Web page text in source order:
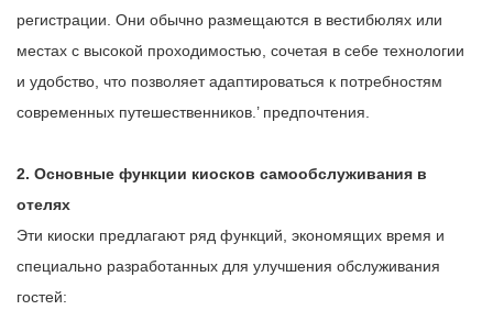
регистрации. Они обычно размещаются в вестибюлях или
местах с высокой проходимостью, сочетая в себе технологии
и удобство, что позволяет адаптироваться к потребностям
современных путешественников.’ предпочтения.
2. Основные функции киосков самообслуживания в
отелях
Эти киоски предлагают ряд функций, экономящих время и
специально разработанных для улучшения обслуживания
гостей: